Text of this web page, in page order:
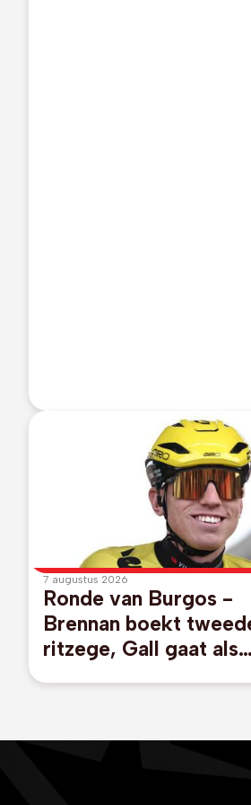
7 augustus 2026
Ronde van Burgos -
Brennan boekt
ritzege, Gall gaat als